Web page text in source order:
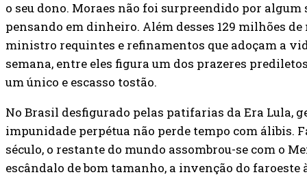
o seu dono. Moraes não foi surpreendido por algum
pensando em dinheiro. Além desses 129 milhões
ministro requintes e refinamentos que adoçam a
semana, entre eles figura um dos prazeres
um único e escasso tostão.
No Brasil desfigurado pelas patifarias da Era Lula,
impunidade perpétua não perde tempo com álibis.
século, o restante do mundo assombrou-se com o
escândalo de bom tamanho, a invenção do